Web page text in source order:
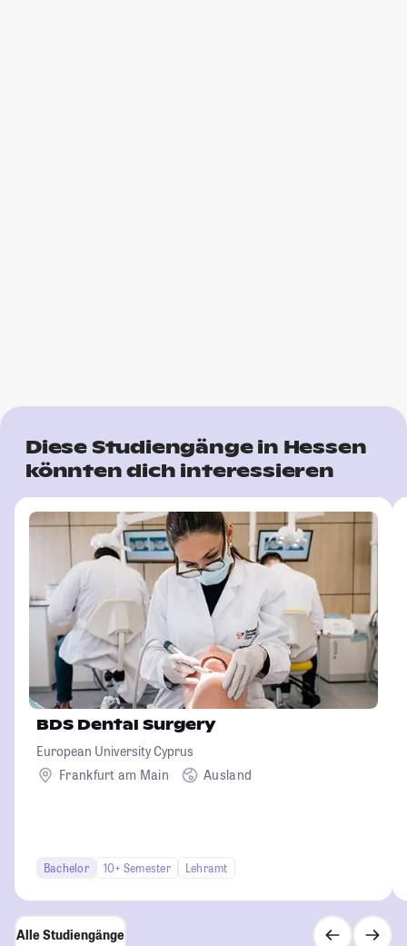
Diese Studiengänge in Hessen
könnten dich interessieren
BDS Dental Surgery
European University Cyprus
Frankfurt am Main
Ausland
Bachelor 10+ Semester Lehramt
Alle Studiengänge